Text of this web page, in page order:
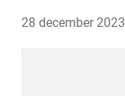
28 december 2023